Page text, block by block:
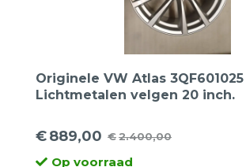
Originele VW Atlas 3QF601025
Lichtmetalen velgen 20 inch.
€2.400,00
Oorspronkelijke
€889,00
Huidige
Op voorraad